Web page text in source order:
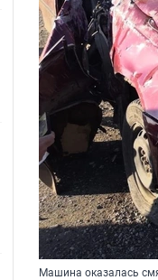
Машина оказалась